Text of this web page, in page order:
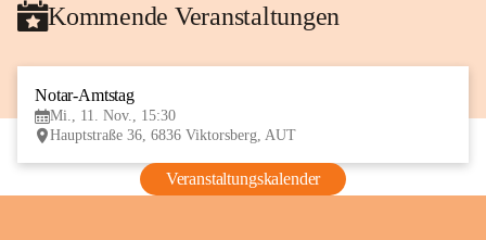
Kommende Veranstaltungen
Notar-Amtstag
Mi., 11. Nov., 15:30
Hauptstraße 36, 6836 Viktorsberg, AUT
Veranstaltungskalender